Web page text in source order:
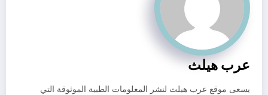
عرب هيلث
يسعى موقع عرب هيلث لنشر المعلومات الطبية الموثوقة التي